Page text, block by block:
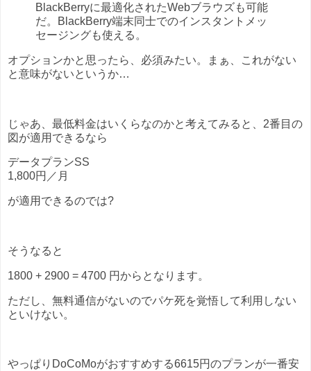
BlackBerryに最適化されたWebブラウズも可能
だ。BlackBerry端末同士でのインスタントメッ
セージングも使える。
オプションかと思ったら、必須みたい。まぁ、これがない
と意味がないというか…
じゃあ、最低料金はいくらなのかと考えてみると、2番目の
図が適用できるなら
データプランSS
1,800円／月
が適用できるのでは?
そうなると
1800 + 2900 = 4700 円からとなります。
ただし、無料通信がないのでパケ死を覚悟して利用しない
といけない。
やっぱりDoCoMoがおすすめする6615円のプランが一番安